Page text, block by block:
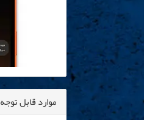
موارد قابل توجه